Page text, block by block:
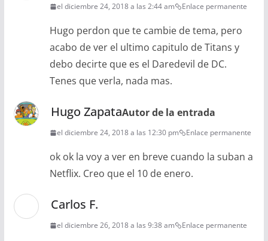
el diciembre 24, 2018 a las 2:44 am Enlace permanente
Hugo perdon que te cambie de tema, pero
acabo de ver el ultimo capitulo de Titans y
debo decirte que es el Daredevil de DC.
Tenes que verla, nada mas.
Hugo ZapataAutor de la entrada
el diciembre 24, 2018 a las 12:30 pm Enlace permanente
ok ok la voy a ver en breve cuando la suban a
Netflix. Creo que el 10 de enero.
Carlos F.
el diciembre 26, 2018 a las 9:38 am Enlace permanente